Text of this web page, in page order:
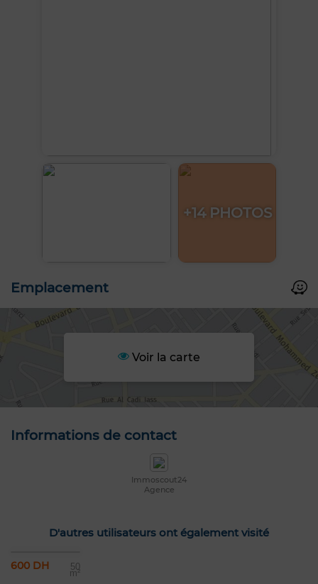
+14 PHOTOS
Emplacement
Voir la carte
Informations de contact
Immoscout24
Agence
D'autres utilisateurs ont également visité
600 DH 50
m²